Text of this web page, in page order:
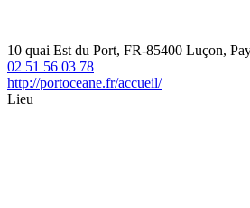
10 quai Est du Port, FR-85400 Luçon,
02 51 56 03 78
http://portoceane.fr/accueil/
Lieu